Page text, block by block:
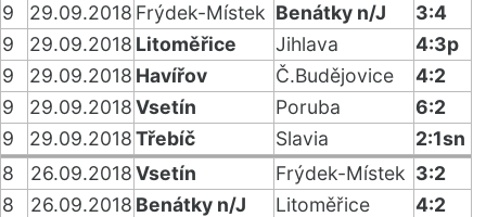
9
29.09.2018 Frýdek-Místek Benátky n/J
3:4
9
29.09.2018 Litoměřice Jihlava
4:3p
9
29.09.2018 Havířov Č.Budějovice
4:2
9
29.09.2018Vsetín Poruba
6:2
9
29.09.2018Třebíč Slavia
2:1sn
8
26.09.2018Vsetín Frýdek-Místek 3:2
8
26.09.2018 Benátky n/J Litoměřice
4:2